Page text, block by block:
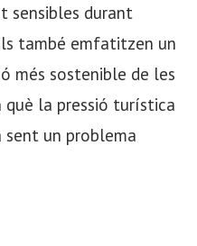
sensibles durant
també emfatitzen un
més sostenible de les
la pressió turística
sent un problema